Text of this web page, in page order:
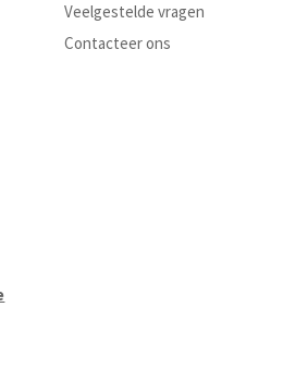
Veelgestelde vragen
Contacteer ons